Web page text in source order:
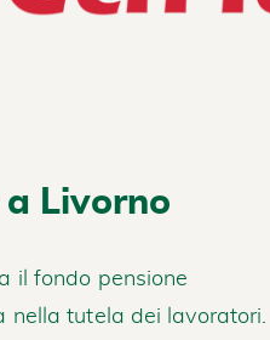
a Livorno
il fondo pensione
nella tutela dei lavoratori.